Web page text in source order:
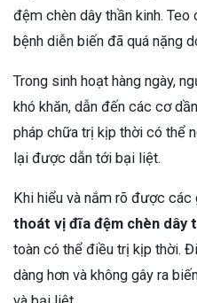
đệm chèn dây thần kinh.
bệnh diễn biến đã quá nặng
Trong sinh hoạt hàng ngày,
khó khăn, dẫn đến các cơ
pháp chữa trị kịp thời có thể
lại được dẫn tới bại liệt.
Khi hiểu và nắm rõ được
thoát vị đĩa đệm chèn dây
toàn có thể điều trị kịp thời.
dàng hơn và không gây ra